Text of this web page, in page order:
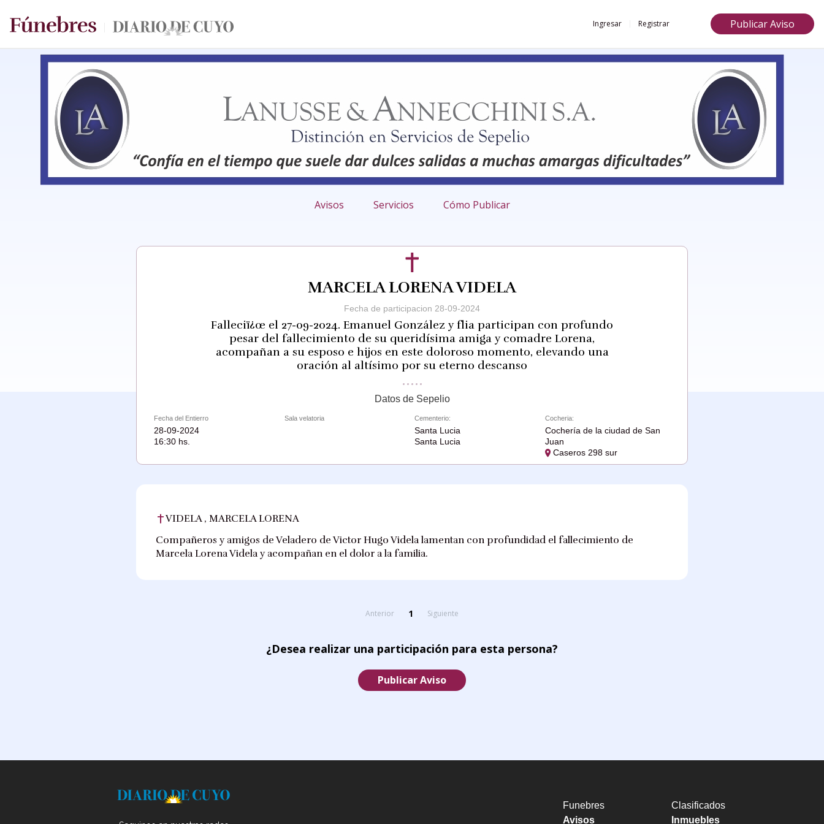
Ingresar Registrar Publicar Aviso
Avisos Servicios Cómo Publicar
MARCELA LORENA VIDELA
Fecha de participacion 28-09-2024
Falleciï¿œ el 27-09-2024. Emanuel González y flia participan con profundo
pesar del fallecimiento de su queridísima amiga y comadre Lorena,
acompañan a su esposo e hijos en este doloroso momento, elevando una
oración al altísimo por su eterno descanso
Datos de Sepelio
Fecha del Entierro
28-09-2024
16:30 hs.
Sala velatoria Cementerio:
Santa Lucia
Santa Lucia
Cocheria:
Cochería de la ciudad de San
Juan
Caseros 298 sur
VIDELA , MARCELA LORENA
Compañeros y amigos de Veladero de Victor Hugo Videla lamentan con profundidad el fallecimiento de
Marcela Lorena Videla y acompañan en el dolor a la familia.
Anterior 1 Siguiente
¿Desea realizar una participación para esta persona?
Publicar Aviso
Funebres
Avisos
Clasificados
Inmuebles